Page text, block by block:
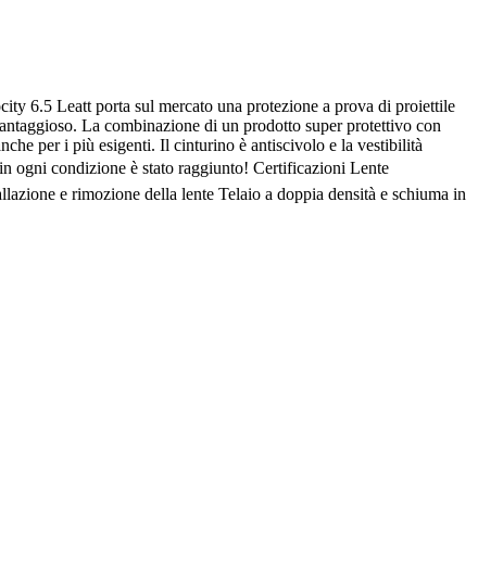
6.5 Leatt porta sul mercato una protezione a prova di proiettile
La combinazione di un prodotto super protettivo con
per i più esigenti. Il cinturino è antiscivolo e la vestibilità
ogni condizione è stato raggiunto! Certificazioni Lente
e rimozione della lente Telaio a doppia densità e schiuma in